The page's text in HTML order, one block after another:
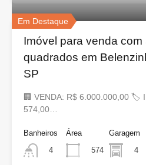
Em Destaque
Imóvel para venda com
quadrados em
SP
🏢 VENDA: R$ 6.000.000,00 🏷
574,00…
Banheiros
4
Área
574
Garagem
4